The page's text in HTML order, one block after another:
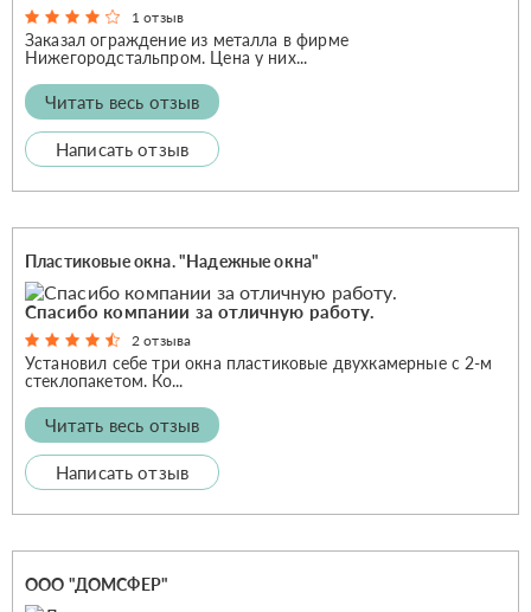
1 отзыв
Заказал ограждение из металла в фирме
Нижегородстальпром. Цена у них...
Читать весь отзыв
Написать отзыв
Пластиковые окна. "Надежные окна"
Спасибо компании за отличную работу.
2 отзыва
Установил себе три окна пластиковые двухкамерные с 2-м
стеклопакетом. Ко...
Читать весь отзыв
Написать отзыв
ООО "ДОМСФЕР"